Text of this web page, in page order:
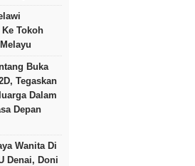
Tokoh
Buka
Tegaskan
Dalam
Depan
Wanita Di
Denai, Doni